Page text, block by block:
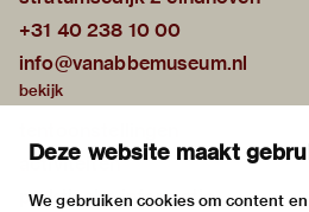
Deze website maakt
We gebruiken cookies om content
+31 40 238 10 00
info@vanabbemuseum.nl
bekijk
activiteiten
praktische informatie